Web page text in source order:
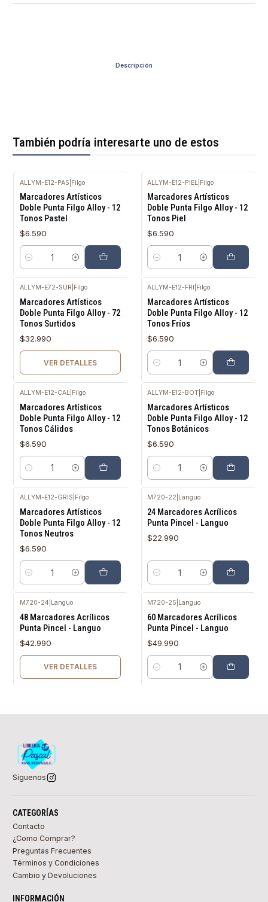
Descripción
También podría interesarte uno de estos
ALLYM-E12-PAS Filgo
Marcadores Artísticos
Doble Punta Filgo Alloy - 12
Tonos Pastel
$6.590
Cantidad
ALLYM-E12-PIEL Filgo
Marcadores Artísticos
Doble Punta Filgo Alloy - 12
Tonos Piel
$6.590
Cantidad
ALLYM-E72-SUR Filgo
Marcadores Artísticos
Doble Punta Filgo Alloy - 72
Tonos Surtidos
$32.990
VER DETALLES
ALLYM-E12-FRI Filgo
Marcadores Artísticos
Doble Punta Filgo Alloy - 12
Tonos Fríos
$6.590
Cantidad
ALLYM-E12-CAL| Filgo
Marcadores Artísticos
Doble Punta Filgo Alloy - 12
Tonos Cálidos
$6.590
Cantidad
ALLYM-E12-BOT Filgo
Marcadores Artísticos
Doble Punta Filgo Alloy - 12
Tonos Botánicos
$6.590
Cantidad
ALLYM-E12-GRIS Filgo
Marcadores Artísticos
Doble Punta Filgo Alloy - 12
Tonos Neutros
$6.590
Cantidad
M720-22 Languo
24 Marcadores Acrílicos
Punta Pincel - Languo
$22.990
Cantidad
M720-24 Languo
48 Marcadores Acrílicos
Punta Pincel - Languo
$42.990
VER DETALLES
M720-25 Languo
60 Marcadores Acrílicos
Punta Pincel - Languo
$49.990
Cantidad
Síguenos
CATEGORÍAS
Contacto
¿Como Comprar?
Preguntas Frecuentes
Términos y Condiciones
Cambio y Devoluciones
INFORMACIÓN